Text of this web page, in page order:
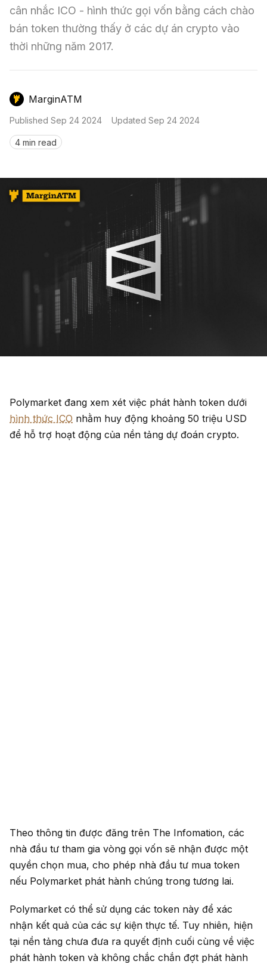
Kinh Nghiệm Đầu Tư
Sàn Giao Dịch
Mô Hình Biểu Đồ Giá
GameFi
Sign in
cân nhắc ICO - hình thức gọi vốn bằng cách chào
bán token thường thấy ở các dự án crypto vào
thời những năm 2017.
MarginATM
Published Sep 24 2024 Updated Sep 24 2024
4 min read
Polymarket đang xem xét việc phát hành token dưới
hình thức ICO nhằm huy động khoảng 50 triệu USD
để hỗ trợ hoạt động của nền tảng dự đoán crypto.
Theo thông tin được đăng trên The Infomation, các
nhà đầu tư tham gia vòng gọi vốn sẽ nhận được một
quyền chọn mua, cho phép nhà đầu tư mua token
nếu Polymarket phát hành chúng trong tương lai.
Polymarket có thể sử dụng các token này để xác
nhận kết quả của các sự kiện thực tế. Tuy nhiên, hiện
tại nền tảng chưa đưa ra quyết định cuối cùng về việc
phát hành token và không chắc chắn đợt phát hành